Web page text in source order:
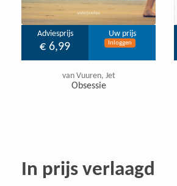
Adviesprijs
€ 6,99
Uw prijs
Inloggen
van Vuuren, Jet
Obsessie
In prijs verlaagd